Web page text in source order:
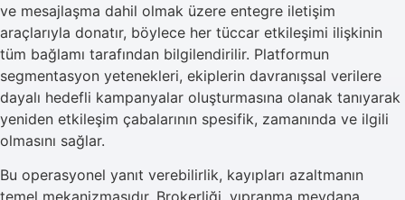
ve mesajlaşma dahil olmak üzere entegre iletişim
araçlarıyla donatır, böylece her tüccar etkileşimi ilişkinin
tüm bağlamı tarafından bilgilendirilir. Platformun
segmentasyon yetenekleri, ekiplerin davranışsal verilere
dayalı hedefli kampanyalar oluşturmasına olanak tanıyarak
yeniden etkileşim çabalarının spesifik, zamanında ve ilgili
olmasını sağlar.
Bu operasyonel yanıt verebilirlik, kayıpları azaltmanın